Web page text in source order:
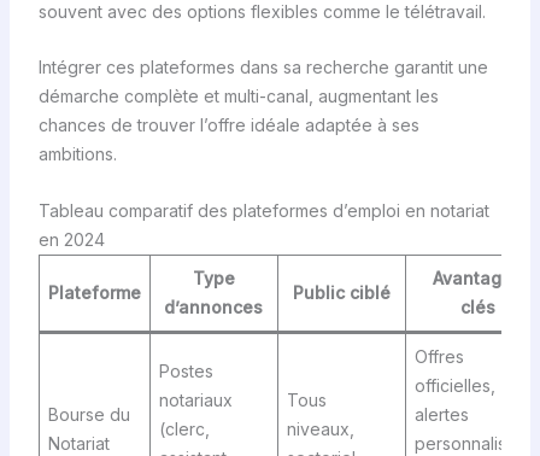
souvent avec des options flexibles comme le télétravail.
Intégrer ces plateformes dans sa recherche garantit une
démarche complète et multi-canal, augmentant les
chances de trouver l’offre idéale adaptée à ses
ambitions.
Tableau comparatif des plateformes d’emploi en notariat
en 2024
Plateforme
Type
d’annonces
Public ciblé
Avantages
clés
Bourse du
Notariat
Postes
notariaux
(clerc,
Tous
niveaux,
Offres
officielles,
alertes
personnalisées,